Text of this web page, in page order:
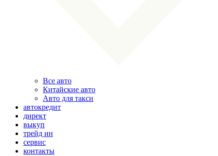
Все авто
Китайские авто
Авто для такси
автокредит
директ
выкуп
трейд ин
сервис
контакты